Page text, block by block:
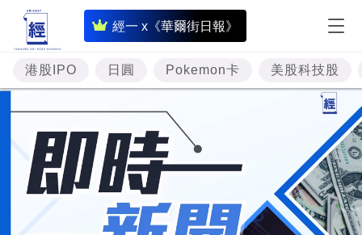
經一 x《華爾街日報》
即
時
財
經
專
題
投
資
樓
港股IPO 日圓 Pokemon卡 美股科技股